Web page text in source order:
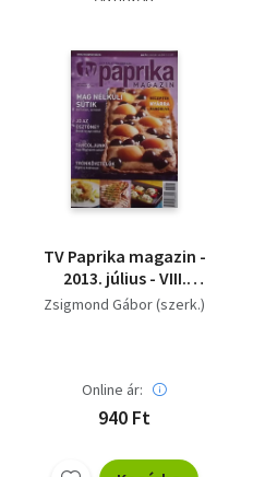
TV Paprika magazin -
2013. július - VIII.
évfolyam 7. szám
Zsigmond Gábor (szerk.)
Online ár:
940 Ft